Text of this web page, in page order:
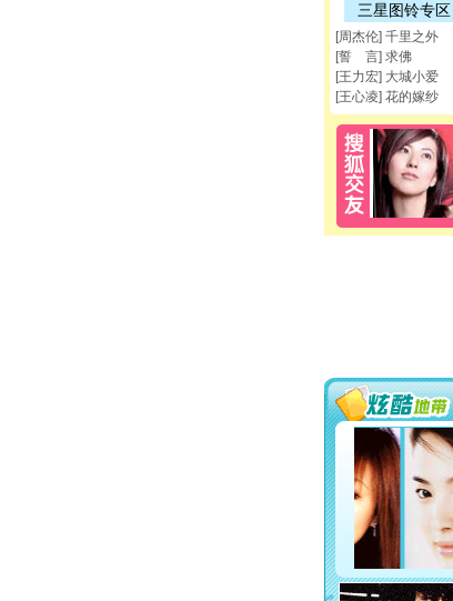
三星图铃专区
[周杰伦] 千里之外
[誓 言] 求佛
[王力宏] 大城小爱
[王心凌] 花的嫁纱